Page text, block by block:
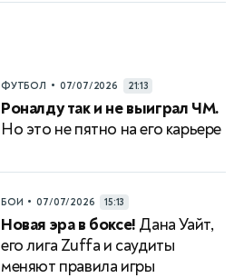
ФУТБОЛ • 07/07/2026 21:13
Роналду так и не выиграл ЧМ.
Но это не пятно на его карьере
БОИ • 07/07/2026 15:13
Новая эра в боксе! Дана Уайт,
его лига Zuffa и саудиты
меняют правила игры